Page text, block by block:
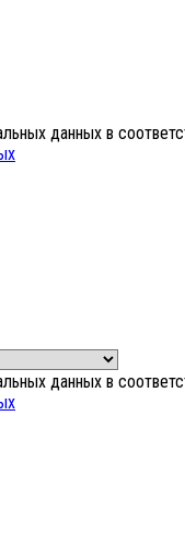
данных в
данных в